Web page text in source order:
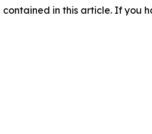
in this article. If you